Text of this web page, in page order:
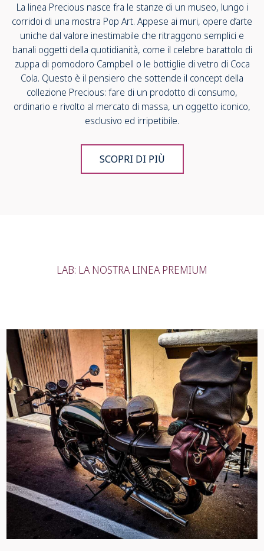
La linea Precious nasce fra le stanze di un museo, lungo i
corridoi di una mostra Pop Art. Appese ai muri, opere d’arte
uniche dal valore inestimabile che ritraggono semplici e
banali oggetti della quotidianità, come il celebre barattolo di
zuppa di pomodoro Campbell o le bottiglie di vetro di Coca
Cola. Questo è il pensiero che sottende il concept della
collezione Precious: fare di un prodotto di consumo,
ordinario e rivolto al mercato di massa, un oggetto iconico,
esclusivo ed irripetibile.
SCOPRI DI PIÙ
LAB: LA NOSTRA LINEA PREMIUM